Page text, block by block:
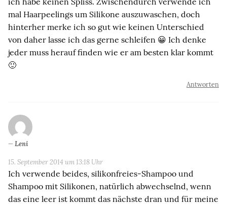
mal Haarpeelings um Silikone auszuwaschen, doch
hinterher merke ich so gut wie keinen Unterschied
von daher lasse ich das gerne schleifen 😀 Ich denke
jeder muss herauf finden wie er am besten klar kommt
🙂
Antworten
Leni
15. September 2014 um 13:18 Uhr
Ich verwende beides, silikonfreies-Shampoo und
Shampoo mit Silikonen, natürlich abwechselnd, wenn
das eine leer ist kommt das nächste dran und für meine